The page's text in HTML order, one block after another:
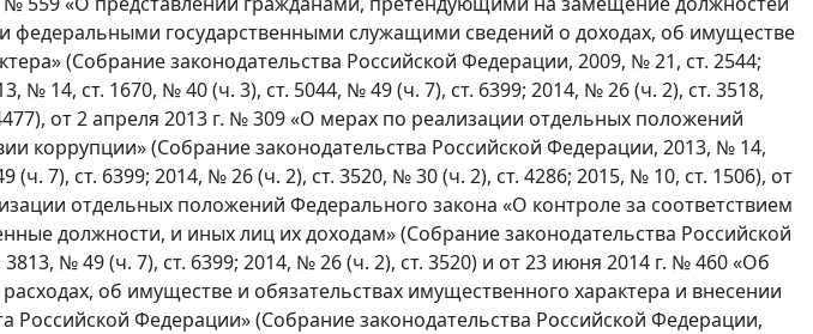
федеральными государственными служащими сведений о доходах, об имуществе
(Собрание законодательства Российской Федерации, 2009, № 21, ст. 2544;
№ 14, ст. 1670, № 40 (ч. 3), ст. 5044, № 49 (ч. 7), ст. 6399; 2014, № 26 (ч. 2), ст. 3518,
от 2 апреля 2013 г. № 309 «О мерах по реализации отдельных положений
коррупции» (Собрание законодательства Российской Федерации, 2013, № 14,
(ч. 7), ст. 6399; 2014, № 26 (ч. 2), ст. 3520, № 30 (ч. 2), ст. 4286; 2015, № 10, ст. 1506), от
отдельных положений Федерального закона «О контроле за соответствием
должности, и иных лиц их доходам» (Собрание законодательства Российской
№ 49 (ч. 7), ст. 6399; 2014, № 26 (ч. 2), ст. 3520) и от 23 июня 2014 г. № 460 «Об
об имуществе и обязательствах имущественного характера и внесении
Российской Федерации» (Собрание законодательства Российской Федерации,